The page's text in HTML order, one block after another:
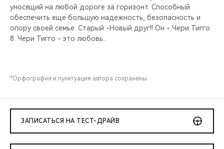
уносящий на любой дороге за горизонт. Способный
обеспечить еще большую надежность, безопасность и
опору своей семье. Старый -Новый друг!! Он - Чери Тигго
8. Чери Тигго - это любовь..
*Орфография и пунктуация автора сохранены
ЗАПИСАТЬСЯ НА ТЕСТ-ДРАЙВ